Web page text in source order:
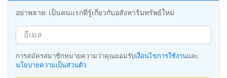
อย่าพลาด: เป็นคนแรกที่รู้เกี่ยวกับอสังหาริมทรัพย์ใหม่
การสมัครสมาชิกหมายความว่าคุณยอมรับเงื่อนไขการใช้งานและ
นโยบายความเป็นส่วนตัว